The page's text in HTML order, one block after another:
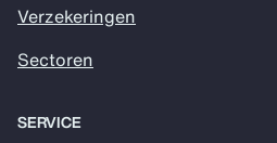
Verzekeringen
Sectoren
SERVICE